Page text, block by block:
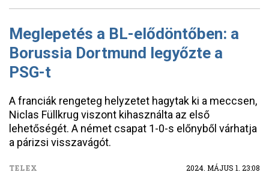
Meglepetés a BL-elődöntőben: a
Borussia Dortmund legyőzte a
PSG-t
A franciák rengeteg helyzetet hagytak ki a meccsen,
Niclas Füllkrug viszont kihasználta az első
lehetőségét. A német csapat 1-0-s előnyből várhatja
a párizsi visszavágót.
TELEX 2024. MÁJUS 1. 23:08